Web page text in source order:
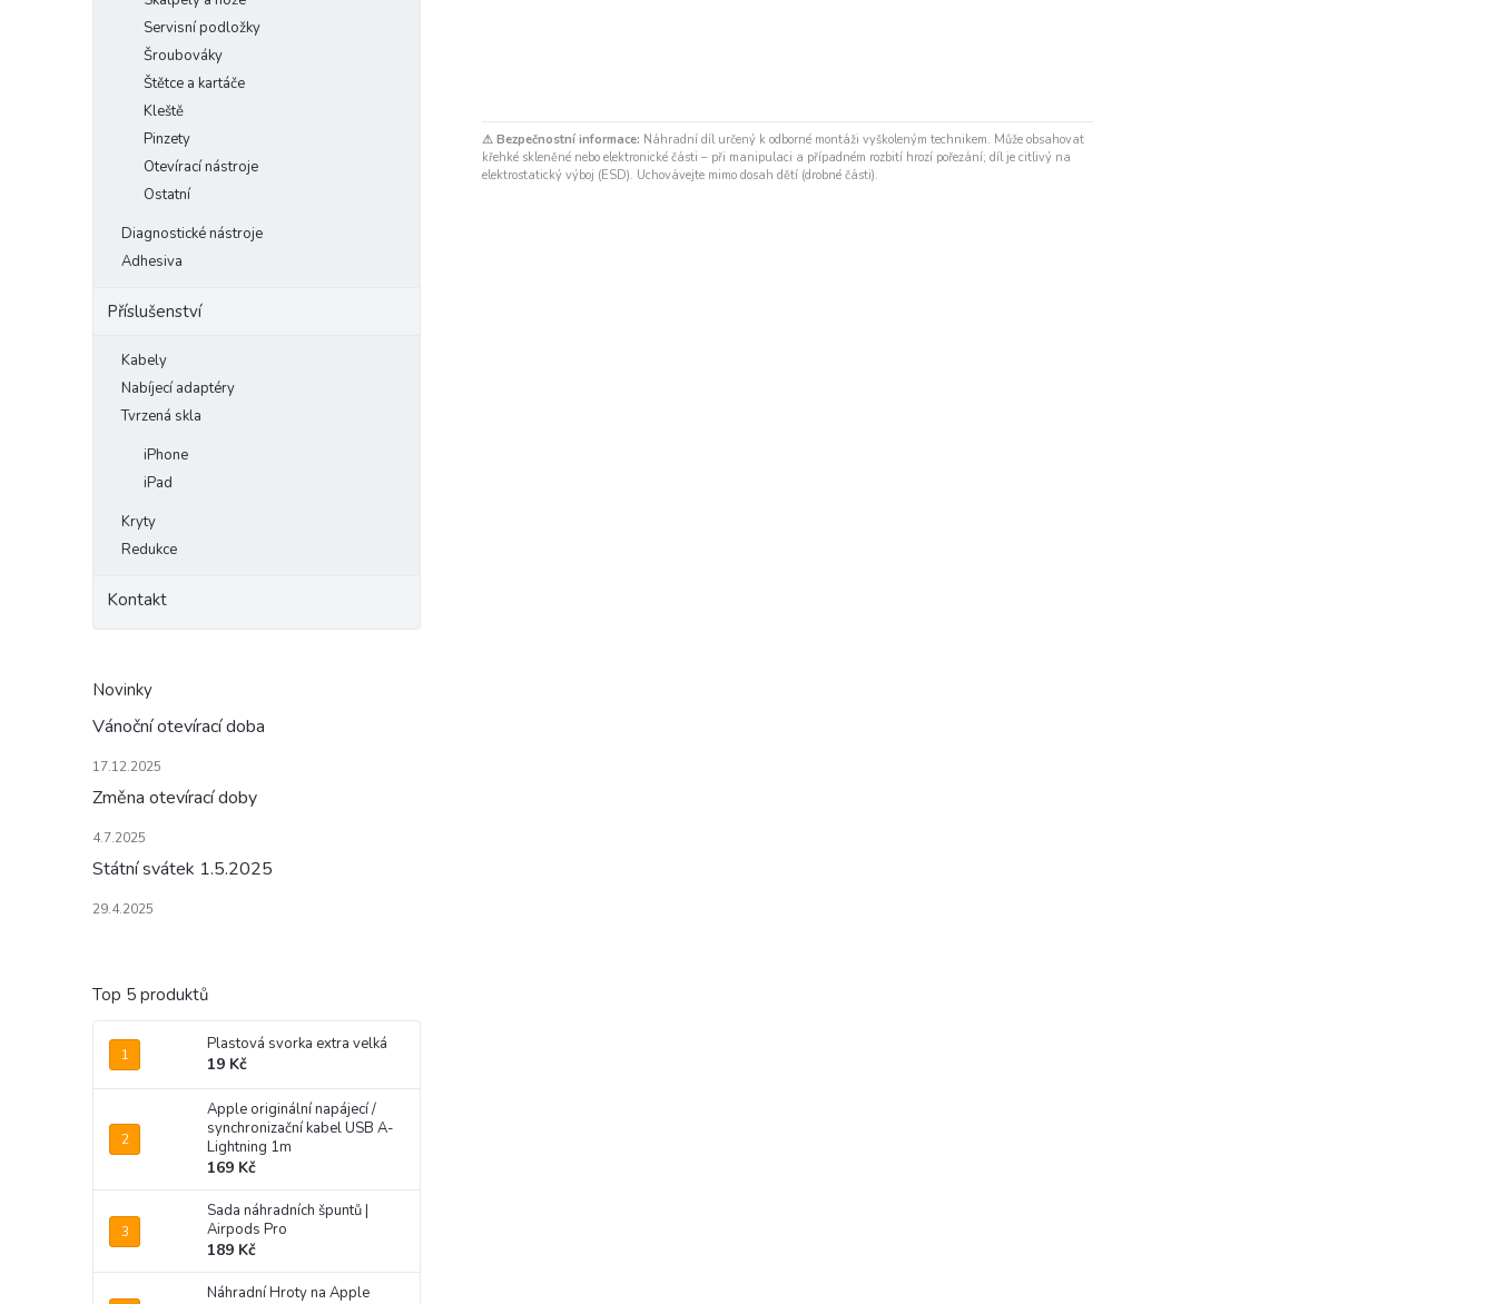
Servisní podložky
Šroubováky
Štětce a kartáče
Kleště
Pinzety
Otevírací nástroje
Ostatní
Diagnostické nástroje
Adhesiva
Příslušenství
Kabely
Nabíjecí adaptéry
Tvrzená skla
iPhone
iPad
Kryty
Redukce
Kontakt
Novinky
Vánoční otevírací doba
17.12.2025
Změna otevírací doby
4.7.2025
Státní svátek 1.5.2025
29.4.2025
Top 5 produktů
Plastová svorka extra velká
19 Kč
Apple originální napájecí /
synchronizační kabel USB A-
Lightning 1m
169 Kč
Sada náhradních špuntů |
Airpods Pro
189 Kč
Náhradní Hroty na Apple
⚠ Bezpečnostní informace: Náhradní díl určený k odborné montáži vyškoleným technikem. Může obsahovat
křehké skleněné nebo elektronické části – při manipulaci a případném rozbití hrozí pořezání; díl je citlivý na
elektrostatický výboj (ESD). Uchovávejte mimo dosah dětí (drobné části).